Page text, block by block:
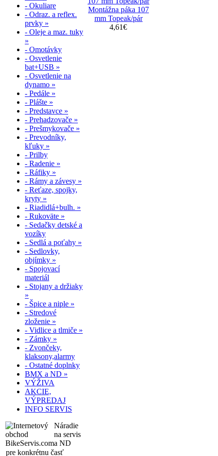
- Okuliare
- Odraz. a reflex.
prvky »
- Oleje a maz. tuky
»
- Omotávky
- Osvetlenie
bat+USB »
- Osvetlenie na
dynamo »
- Pedále »
- Plášte »
- Predstavce »
- Prehadzovače »
- Prešmykovače »
- Prevodníky,
kľuky »
- Prilby
- Radenie »
- Ráfiky »
- Rámy a závesy »
- Reťaze, spojky,
kryty »
- Riadidlá+bulh. »
- Rukoväte »
- Sedačky detské a
vozíky
- Sedlá a poťahy »
- Sedlovky,
objímky »
- Spojovací
materiál
- Stojany a držiaky
»
- Špice a niple »
- Stredové
zloženie »
- Vidlice a tlmiče »
- Zámky »
- Zvončeky,
klaksony,alarmy
- Ostatné doplnky
BMX a ND »
VÝŽIVA
AKCIE,
VÝPREDAJ
INFO SERVIS
Náradie
na servis
a ND
pre konkrétnu časť
Montážna páka 107
mm Topeak/pár
4,61€